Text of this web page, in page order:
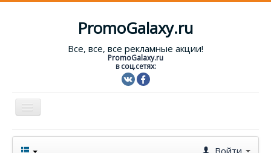
PromoGalaxy.ru
Все, все, все рекламные акции!
PromoGalaxy.ru
в соц.сетях:
Включить/
Старт!
Войти